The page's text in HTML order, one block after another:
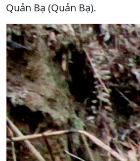
Quản Bạ (Quản Bạ).